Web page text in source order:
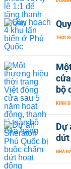
THỜI
bộ
KINH
Dự
dứt
NHÀ